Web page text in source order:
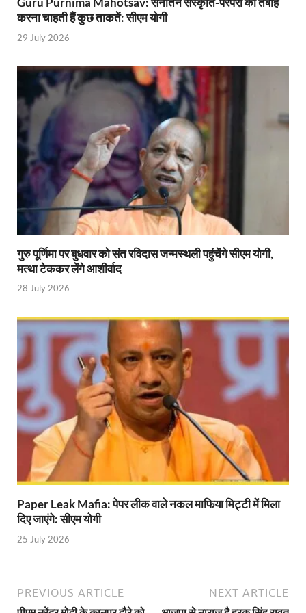
YEIDA Emerges: यीडा बना मेडिकल डिवाइस
Benefits of Peanuts: सर्दियों में कितनी मूंगफली एक दिन
Sapne Me Aag Dekhna: सपने में आग देखना का मतलब
Budget Day: वित्त मंत्री निर्मला सीतारमण वाराणसी और
Budget 2026: वित्त मंत्री निर्मला सीतारमण पेश कर रही
Ajit Pawar Death: महाराष्ट्र के उपमुख्यमंत्री अजित
भारत पर्व में उत्तराखण्ड की झांकी ‘आत्मनिर्भर उत्तराखण्ड’
Bastar Story: बस्तर में लोकतंत्र की नई सुबह 47 गांवों में
Uttarakhand Uniform Scam: वर्दी घोटाले में सीएम
Kapil Dev Agarwal: यूपी सरकार के मंत्री कपिल देव ने
Uttarakhand Tableau: भारत पर्व पर प्रदर्शित होगी
NFPRC Workshop: एन.एफ.पी.आर.सी द्वारा सांसदों एवं
UP tableau Kartavya Path: कर्तव्य पथ पर नजर
PM Gram Sadak Yojana: प्रधानमंत्री ग्राम सड़क
PM Gram Sadak Yojana: प्रधानमंत्री ग्राम सड़क
World Economic Forum: भारत की आर्थिक मजबूती के
करना चाहती हैं कुछ ताकतें: सीएम योगी
29 July 2026
गुरु पूर्णिमा पर बुधवार को संत रविदास जन्मस्थली पहुंचेंगे सीएम योगी,
मत्था टेककर लेंगे आशीर्वाद
28 July 2026
Paper Leak Mafia: पेपर लीक वाले नकल माफिया मिट्टी में मिला
दिए जाएंगे: सीएम योगी
25 July 2026
PREVIOUS ARTICLE NEXT ARTICLE